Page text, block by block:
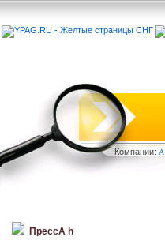
Компании: А
ПрессА h